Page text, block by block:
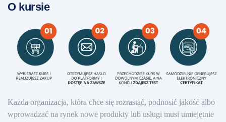
O kursie
Każda organizacja, która chce się rozrastać, podnosić jakość albo
wprowadzać na rynek nowe produkty lub usługi musi umiejętnie